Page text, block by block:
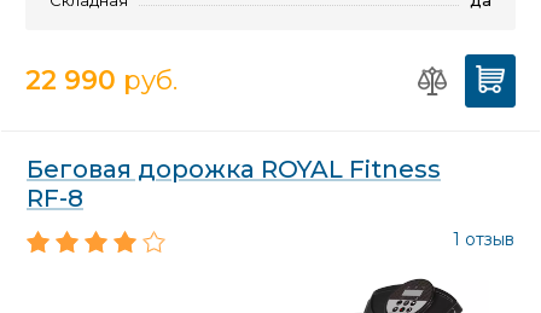
22 990 руб.
Беговая дорожка ROYAL Fitness
RF-8
1 отзыв